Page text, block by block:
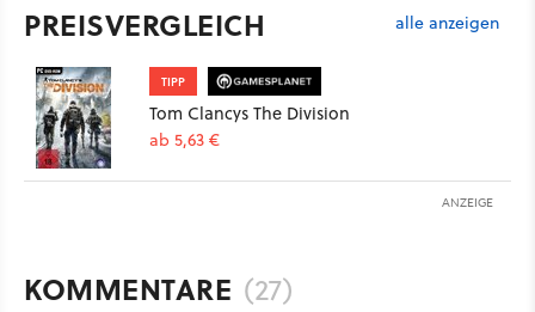
PREISVERGLEICH alle anzeigen
TIPP
Tom Clancys The Division
ab 5,63 €
ANZEIGE
KOMMENTARE (27)